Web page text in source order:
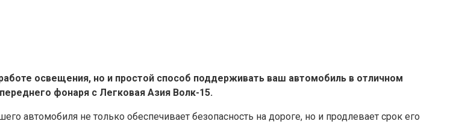
освещения, но и простой способ поддерживать ваш автомобиль в отличном
фонаря с Легковая Азия Волк-15.
автомобиля не только обеспечивает безопасность на дороге, но и продлевает срок его